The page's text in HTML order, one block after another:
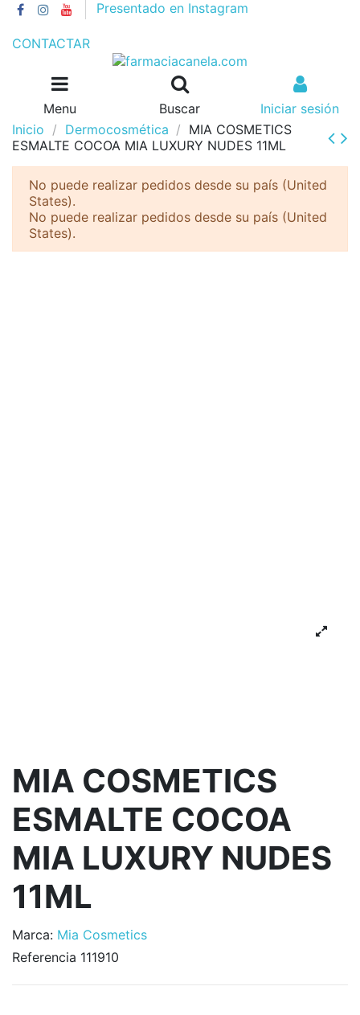
Presentado en Instagram
CONTACTAR
Menu Buscar
Iniciar sesión
Inicio
Dermocosmética
MIA COSMETICS
ESMALTE COCOA MIA LUXURY NUDES 11ML
No puede realizar pedidos desde su país (United
States).
No puede realizar pedidos desde su país (United
States).
MIA COSMETICS
ESMALTE COCOA
MIA LUXURY NUDES
11ML
Marca: Mia Cosmetics
Referencia 111910